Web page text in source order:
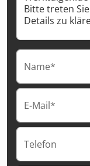
Name*
E-Mail*
Telefon